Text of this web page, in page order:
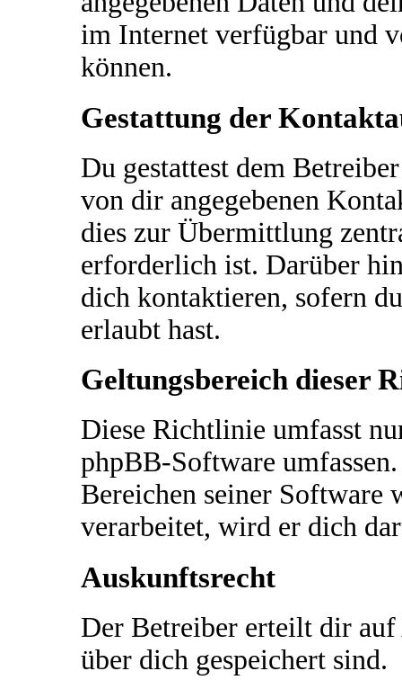
im Internet verfügbar und
können.
Gestattung der
Du gestattest dem
von dir angegebenen
dies zur Übermittlung
erforderlich ist. Darüber
dich kontaktieren, sofern
erlaubt hast.
Geltungsbereich dieser
Diese Richtlinie umfasst
phpBB-Software
Bereichen seiner Software
verarbeitet, wird er dich
Auskunftsrecht
Der Betreiber erteilt dir
über dich gespeichert sind.